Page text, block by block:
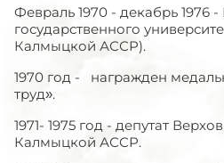
Февраль 1970 - декабрь 1976
государственного
Калмыцкой АССР).
1970 год - награжден
труд».
1971- 1975 год - депутат
Калмыцкой АССР.